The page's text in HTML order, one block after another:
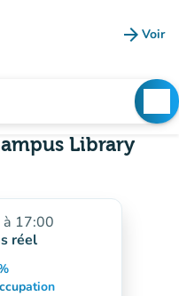
arrow_forward Voir
Library
à 17:00
réel